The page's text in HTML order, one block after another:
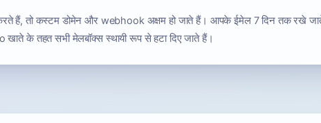
हैं, तो कस्टम डोमेन और webhook अक्षम हो जाते हैं। आपके ईमेल 7 दिन तक रखे
खाते के तहत सभी मेलबॉक्स स्थायी रूप से हटा दिए जाते हैं।